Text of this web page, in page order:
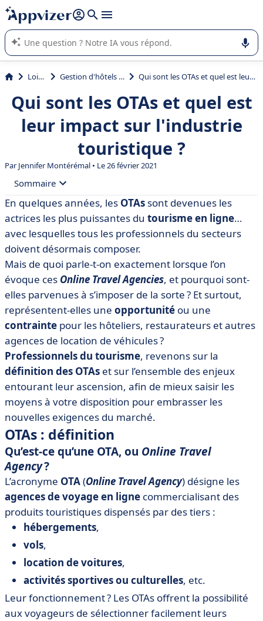
répondre (plusieurs lignes avec
L'IA de Appvizer vous guide dans l'utilisation ou la sélection de
logiciel SaaS en entreprise.
Loisirs Gestion d'hôtels (PMS) Qui sont les OTAs et quel est leur impact sur l'industrie touristique ?
Qui sont les OTAs et quel est
leur impact sur l'industrie
touristique ?
ParJennifer Montérémal • Le 26 février 2021
Sommaire
• OTAs : définition
• Pourquoi les OTAs dominent le marché ?
• OTAs : quels avantages et inconvénients pour les
entreprises du tourisme ?
• Pourquoi et comment s’affranchir des OTAs ?
En quelques années, les OTAs sont devenues les
actrices les plus puissantes du tourisme en ligne…
avec lesquelles tous les professionnels du secteurs
doivent désormais composer.
Mais de quoi parle-t-on exactement lorsque l’on
évoque ces Online Travel Agencies, et pourquoi sont-
elles parvenues à s’imposer de la sorte ? Et surtout,
représentent-elles une opportunité ou une
contrainte pour les hôteliers, restaurateurs et autres
agences de location de véhicules ?
Professionnels du tourisme, revenons sur la
définition des OTAs et sur l’ensemble des enjeux
entourant leur ascension, afin de mieux saisir les
moyens à votre disposition pour embrasser les
nouvelles exigences du marché.
OTAs : définition
Qu’est-ce qu’une OTA, ou Online Travel
Agency?
L’acronyme OTA(Online Travel Agency) désigne les
agences de voyage en ligne commercialisant des
produits touristiques dispensés par des tiers :
hébergements,
vols,
location de voitures,
activités sportives ou culturelles, etc.
Leur fonctionnement ? Les OTAs offrent la possibilité
aux voyageurs de sélectionner facilement leurs